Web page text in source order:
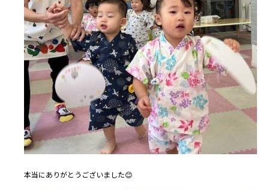
本当にありがとうございました😊